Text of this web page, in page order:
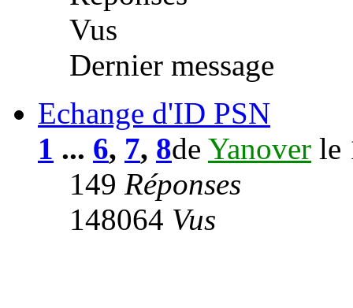
Vus
Dernier message
Echange d'ID PSN
1 ... 6, 7, 8de Yanover le
149 Réponses
148064 Vus